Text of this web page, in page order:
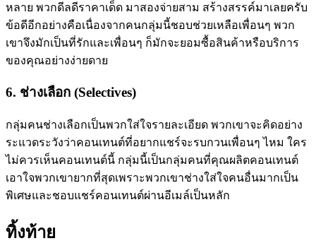
หลาย พวกดีลดีราคาเด็ด มาสองจ่ายสาม สร้างสรรค์มาเลยครับ
ข้อดีอีกอย่างคือเนื่องจากคนกลุ่มนี้ชอบช่วยเหลือเพื่อนๆ พวก
เขาจึงมักเป็นที่รักและเพื่อนๆ ก็มักจะยอมซื้อสินค้าหรือบริการ
ของคุณอย่างง่ายดาย
6. ช่างเลือก (Selectives)
กลุ่มคนช่างเลือกเป็นพวกใส่ใจรายละเอียด พวกเขาจะคิดอย่าง
ระแวดระวังว่าคอนเทนต์ที่อยากแชร์จะรบกวนเพื่อนๆ ไหม ใคร
ไม่ควรเห็นคอนเทนต์นี้ กลุ่มนี้เป็นกลุ่มคนที่คุณผลิตคอนเทนต์
เอาใจพวกเขายากที่สุดเพราะพวกเขาช่างใส่ใจคนอื่นมากเป็น
พิเศษและชอบแชร์คอนเทนต์ผ่านอีเมล์เป็นหลัก
ทิ้งท้าย